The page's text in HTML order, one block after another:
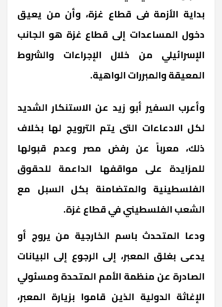
بداية الأزمة فى قطاع غزة، وأن من يعيق
دخول المساعدات إلى قطاع غزة هو الجانب
الإسرائيلي من خلال الإجراءات والشروط
المعيقة والمبررات الواهية.
وأعرب السفير أبو زيد عن الاستنكار الشديد
لكل الادعاءات التى يتم الترويج لها بخلاف
ذلك، معرباً عن رفض مصر وعدم قبولها
للمزايدة على مواقفها الداعمة للحقوق
الفلسطينية والمتضامنة بكل السبل مع
الشعب الفلسطيني في قطاع غزة.
ودعا المتحدث باسم الخارجية من يروج أو
يدعى بغلق المعبر، إلى الرجوع إلى البيانات
الصادرة عن منظمة الأمم المتحدة ومسئولي
الإغاثة الدولية الذين قاموا بزيارة المعبر،